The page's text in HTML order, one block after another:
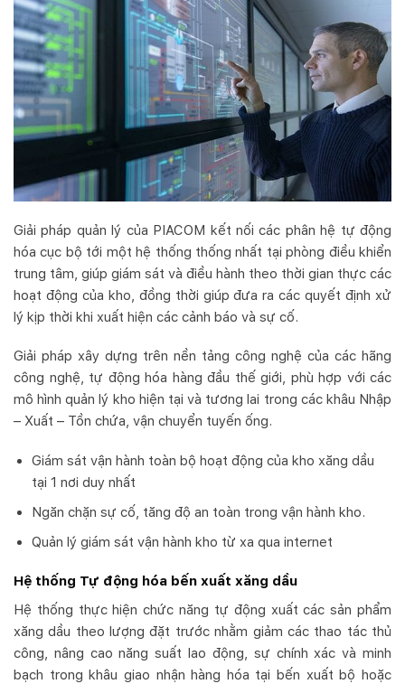
Giải pháp quản lý của PIACOM kết nối các phân hệ tự động
hóa cục bộ tới một hệ thống thống nhất tại phòng điều khiển
trung tâm, giúp giám sát và điều hành theo thời gian thực các
hoạt động của kho, đồng thời giúp đưa ra các quyết định xử
lý kịp thời khi xuất hiện các cảnh báo và sự cố.
Giải pháp xây dựng trên nền tảng công nghệ của các hãng
công nghệ, tự động hóa hàng đầu thế giới, phù hợp với các
mô hình quản lý kho hiện tại và tương lai trong các khâu Nhập
– Xuất – Tồn chứa, vận chuyển tuyến ống.
Giám sát vận hành toàn bộ hoạt động của kho xăng dầu
tại 1 nơi duy nhất
Ngăn chặn sự cố, tăng độ an toàn trong vận hành kho.
Quản lý giám sát vận hành kho từ xa qua internet
Hệ thống Tự động hóa bến xuất xăng dầu
Hệ thống thực hiện chức năng tự động xuất các sản phẩm
xăng dầu theo lượng đặt trước nhằm giảm các thao tác thủ
công, nâng cao năng suất lao động, sự chính xác và minh
bạch trong khâu giao nhận hàng hóa tại bến xuất bộ hoặc